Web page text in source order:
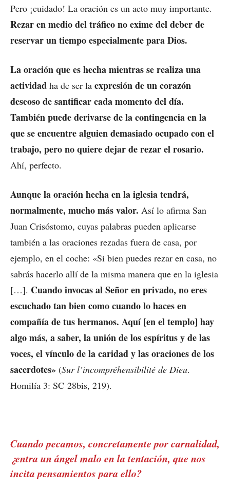
Pero ¡cuidado! La oración es un acto muy importante.
Rezar en medio del tráfico no exime del deber de
reservar un tiempo especialmente para Dios.
La oración que es hecha mientras se realiza una
actividad ha de ser la expresión de un corazón
deseoso de santificar cada momento del día.
También puede derivarse de la contingencia en la
que se encuentre alguien demasiado ocupado con el
trabajo, pero no quiere dejar de rezar el rosario.
Ahí, perfecto.
Aunque la oración hecha en la iglesia tendrá,
normalmente, mucho más valor. Así lo afirma San
Juan Crisóstomo, cuyas palabras pueden aplicarse
también a las oraciones rezadas fuera de casa, por
ejemplo, en el coche: «Si bien puedes rezar en casa, no
sabrás hacerlo allí de la misma manera que en la iglesia
[…]. Cuando invocas al Señor en privado, no eres
escuchado tan bien como cuando lo haces en
compañía de tus hermanos. Aquí [en el templo] hay
algo más, a saber, la unión de los espíritus y de las
voces, el vínculo de la caridad y las oraciones de los
sacerdotes» (Sur l’incompréhensibilité de Dieu.
Homilía 3: SC 28bis, 219).
Cuando pecamos, concretamente por carnalidad,
¿entra un ángel malo en la tentación, que nos
incita pensamientos para ello?